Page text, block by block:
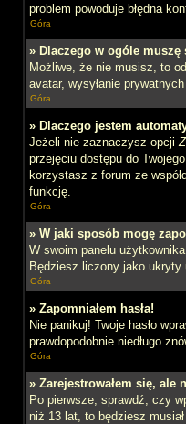
problem powoduje błędna
Góra
» Dlaczego w ogóle muszę
Możliwe, że nie musisz, to
avatar, wysyłanie
Góra
» Dlaczego jestem
Jeżeli nie zaznaczysz opcji
przejęciu dostępu do
korzystasz z forum ze
funkcję.
Góra
» W jaki sposób mogę
W swoim panelu
Będziesz liczony jako ukryty
Góra
» Zapomniałem hasła!
Nie panikuj! Twoje hasło
prawdopodobnie niedługo
Góra
» Zarejestrowałem się, ale
Po pierwsze, sprawdź, czy
niż 13 lat, to będziesz